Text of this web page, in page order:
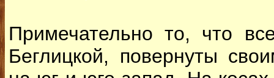
Примечательно то, что
Беглицкой, повернуты